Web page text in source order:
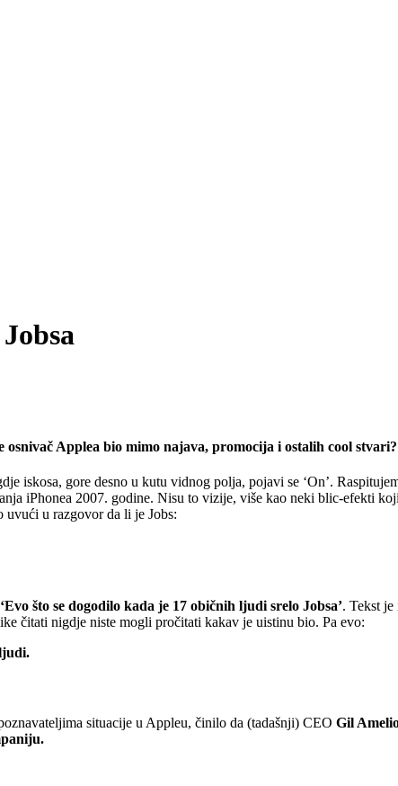
Applea bio mimo najava, promocija i ostalih cool stvari?
iskosa, gore desno u kutu vidnog polja, pojavi se ‘On’.
iPhonea 2007. godine. Nisu to vizije, više kao neki blic-efekti
uvući u razgovor da li je Jobs:
‘Evo što se dogodilo kada je 17 običnih ljudi srelo Jobsa’. Tekst
čitati nigdje niste mogli pročitati kakav je uistinu bio. Pa evo:
situacije u Appleu, činilo da (tadašnji) CEO Gil